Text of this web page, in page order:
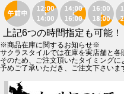
上記6つの時間指定も可能！
※商品在庫に関するお知らせ※
サクラスタイルでは在庫を実店舗と各
そのため、ご注文頂いたタイミングに
予めご了承いただき、ご注文下さいま